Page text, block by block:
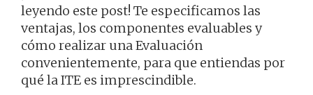
leyendo este post! Te especificamos las
ventajas, los componentes evaluables y
cómo realizar una Evaluación
convenientemente, para que entiendas por
qué la ITE es imprescindible.